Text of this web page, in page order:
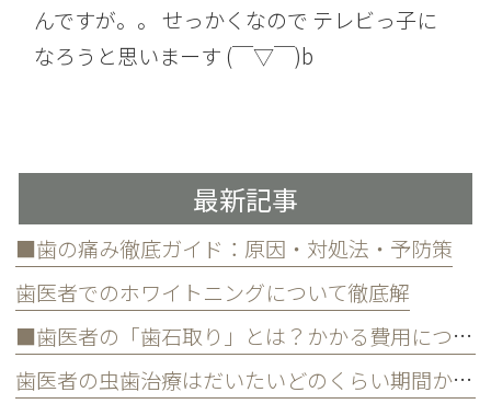
んですが。。 せっかくなので テレビっ子に
なろうと思いまーす (￣▽￣)b
最新記事
■歯の痛み徹底ガイド：原因・対処法・予防策
歯医者でのホワイトニングについて徹底解
■歯医者の「歯石取り」とは？かかる費用について
歯医者の虫歯治療はだいたいどのくらい期間かかる？